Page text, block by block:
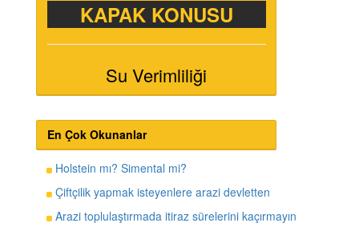
KAPAK KONUSU
Su Verimliliği
En Çok Okunanlar
Holstein mı? Simental mi?
Çiftçilik yapmak isteyenlere arazi devletten
Arazi toplulaştırmada itiraz sürelerini kaçırmayın